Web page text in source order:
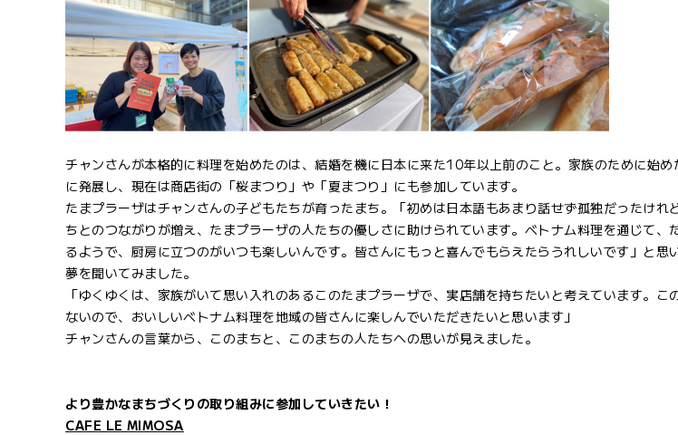
チャンさんが本格的に料理を始めたのは、結婚を機に日本に来た10年以上前のこと。家族のために始
に発展し、現在は商店街の「桜まつり」や「夏まつり」にも参加しています。
たまプラーザはチャンさんの子どもたちが育ったまち。「初めは日本語もあまり話せず孤独だったけれ
ちとのつながりが増え、たまプラーザの人たちの優しさに助けられています。ベトナム料理を通じて、
るようで、厨房に立つのがいつも楽しいんです。皆さんにもっと喜んでもらえたらうれしいです」と思
夢を聞いてみました。
「ゆくゆくは、家族がいて思い入れのあるこのたまプラーザで、実店舗を持ちたいと考えています。
ないので、おいしいベトナム料理を地域の皆さんに楽しんでいただきたいと思います」
チャンさんの言葉から、このまちと、このまちの人たちへの思いが見えました。
より豊かなまちづくりの取り組みに参加していきたい！
CAFE LE MIMOSA